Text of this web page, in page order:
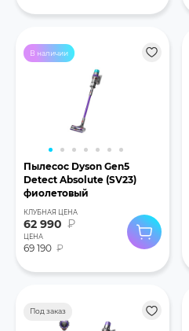
В наличии
Пылесос Dyson Gen5
Detect Absolute (SV23)
фиолетовый
КЛУБНАЯ ЦЕНА
62 990 ₽
ЦЕНА
69 190 ₽
Под заказ